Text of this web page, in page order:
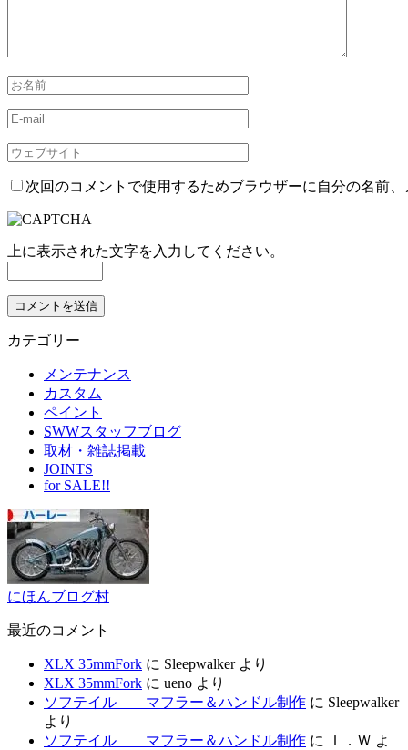
次回のコメントで使用するためブラウザーに自分の名前
上に表示された文字を入力してください。
カテゴリー
メンテナンス
カスタム
ペイント
SWWスタッフブログ
取材・雑誌掲載
JOINTS
for SALE!!
にほんブログ村
最近のコメント
XLX 35mmFork に Sleepwalkerより
XLX 35mmFork に ueno より
ソフテイル マフラー＆ハンドル制作 に Sleepwalker
より
ソフテイル マフラー＆ハンドル制作 に Ｉ．Ｗ よ